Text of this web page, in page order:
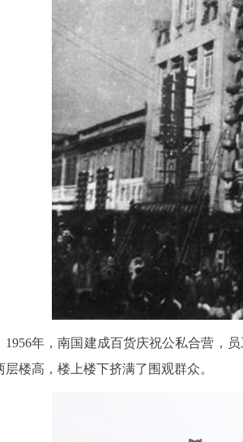
1956年，南国建成百货庆祝公私合营，
层楼高，楼上楼下挤满了围观群众。